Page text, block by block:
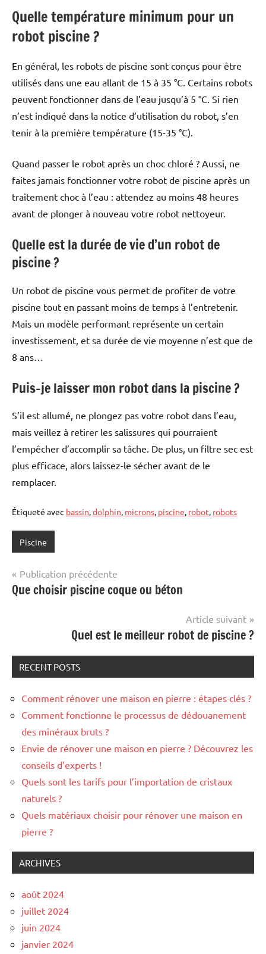
Quelle température minimum pour un
robot piscine ?
En général, les robots de piscine sont conçus pour être
utilisés dans une eau allant de 15 à 35 °C. Certains robots
peuvent fonctionner dans de l’eau jusqu’à 5 °C. Si rien
n’est indiqué dans la notice d’utilisation du robot, s’en
tenir à la première température (15-35 °C).
Quand passer le robot après un choc chloré ? Aussi, ne
faites jamais fonctionner votre robot de piscine après un
traitement choc à l’eau : attendez au moins 48 heures
avant de plonger à nouveau votre robot nettoyeur.
Quelle est la durée de vie d’un robot de
piscine ?
Un robot de piscine vous permet de profiter de votre
piscine tout en passant moins de temps à l’entretenir.
Mais un modèle performant représente un certain
investissement, et sa durée de vie moyenne n’est que de
8 ans…
Puis-je laisser mon robot dans la piscine ?
S’il est allumé, ne plongez pas votre robot dans l’eau,
mais veillez à retirer les salissures qui pourraient
l’empêcher d’accomplir sa tâche. De plus, un filtre sec est
plus efficace, alors laissez-le sécher avant de le
remplacer.
Étiqueté avec bassin,dolphin, microns, piscine, robot, robots
Piscine
Navigation
de
Publication précédente
Que choisir piscine coque ou béton
Article suivant
Quel est le meilleur robot de piscine ?
RECENT POSTS
Comment rénover une maison en pierre : étapes clés ?
Comment fonctionne le processus de dédouanement
des minéraux bruts ?
Envie de rénover une maison en pierre ? Découvrez les
conseils d’experts !
Quels sont les tarifs pour l’importation de cristaux
naturels ?
Quels matériaux choisir pour rénover une maison en
pierre ?
ARCHIVES
août 2024
juillet 2024
juin 2024
janvier 2024